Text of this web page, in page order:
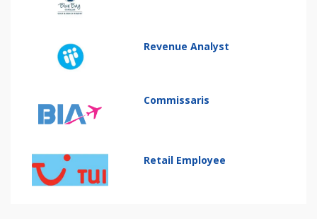
Revenue Analyst
Commissaris
Retail Employee